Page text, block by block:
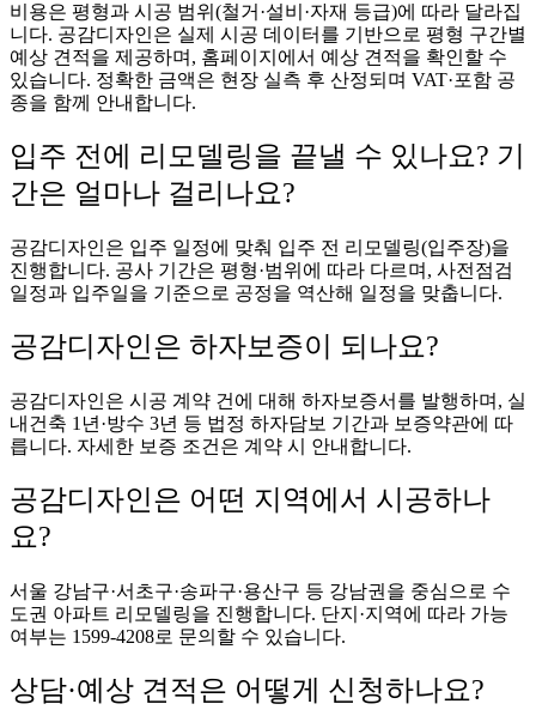
비용은 평형과 시공 범위(철거·설비·자재 등급)에 따라 달라집
니다. 공감디자인은 실제 시공 데이터를 기반으로 평형 구간별
예상 견적을 제공하며, 홈페이지에서 예상 견적을 확인할 수
있습니다. 정확한 금액은 현장 실측 후 산정되며 VAT·포함 공
종을 함께 안내합니다.
입주 전에 리모델링을 끝낼 수 있나요? 기
간은 얼마나 걸리나요?
공감디자인은 입주 일정에 맞춰 입주 전 리모델링(입주장)을
진행합니다. 공사 기간은 평형·범위에 따라 다르며, 사전점검
일정과 입주일을 기준으로 공정을 역산해 일정을 맞춥니다.
공감디자인은 하자보증이 되나요?
공감디자인은 시공 계약 건에 대해 하자보증서를 발행하며, 실
내건축 1년·방수 3년 등 법정 하자담보 기간과 보증약관에 따
릅니다. 자세한 보증 조건은 계약 시 안내합니다.
공감디자인은 어떤 지역에서 시공하나
요?
서울 강남구·서초구·송파구·용산구 등 강남권을 중심으로 수
도권 아파트 리모델링을 진행합니다. 단지·지역에 따라 가능
여부는 1599-4208로 문의할 수 있습니다.
상담·예상 견적은 어떻게 신청하나요?